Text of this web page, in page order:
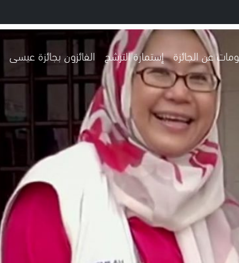
عن الجائزة إستمارة الترشح الفائزون بجائزة عيسى